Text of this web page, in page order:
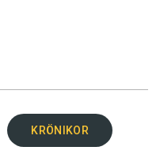
KRÖNIKOR